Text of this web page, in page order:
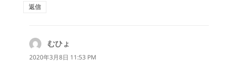
返信
むひょ
り:
2020年3月8日 11:53 PM